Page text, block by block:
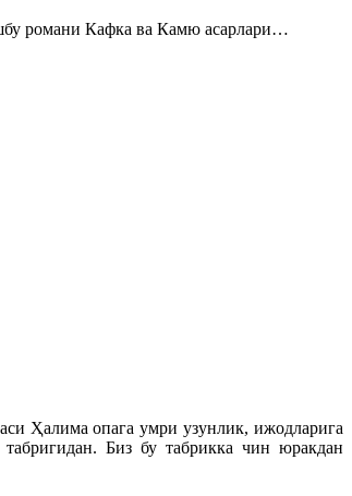
романи Кафка ва Камю асарлари…
Ҳалима опага умри узунлик, ижодларига
Биз бу табрикка чин юракдан